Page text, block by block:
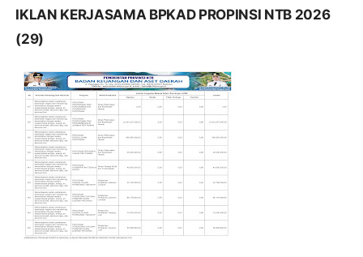
IKLAN KERJASAMA BPKAD PROPINSI NTB 2026
(29)